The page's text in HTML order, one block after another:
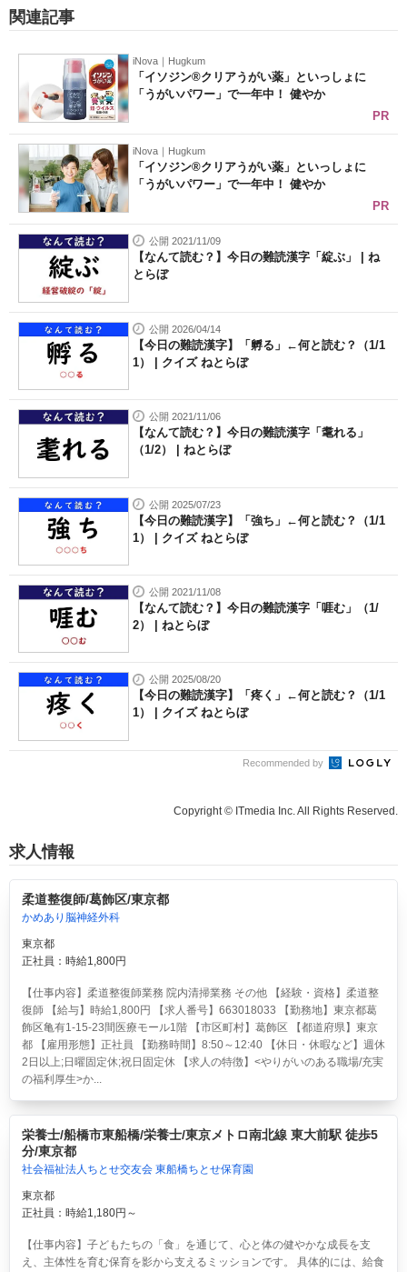
関連記事
iNova｜Hugkum
「イソジン®クリアうがい薬」といっしょに
「うがいパワー」で一年中！ 健やか
PR
iNova｜Hugkum
「イソジン®クリアうがい薬」といっしょに
「うがいパワー」で一年中！ 健やか
PR
公開 2021/11/09
【なんて読む？】今日の難読漢字「綻ぶ」 | ね
とらぼ
公開 2026/04/14
【今日の難読漢字】「孵る」←何と読む？（1/1
1） | クイズ ねとらぼ
公開 2021/11/06
【なんて読む？】今日の難読漢字「耄れる」
（1/2） | ねとらぼ
公開 2025/07/23
【今日の難読漢字】「強ち」←何と読む？（1/1
1） | クイズ ねとらぼ
公開 2021/11/08
【なんて読む？】今日の難読漢字「啀む」（1/
2） | ねとらぼ
公開 2025/08/20
【今日の難読漢字】「疼く」←何と読む？（1/1
1） | クイズ ねとらぼ
Recommended by
Copyright © ITmedia Inc. All Rights Reserved.
求人情報
柔道整復師/葛飾区/東京都
かめあり脳神経外科
東京都
正社員：時給1,800円
【仕事内容】柔道整復師業務 院内清掃業務 その他 【経験・資格】柔道整
復師 【給与】時給1,800円 【求人番号】663018033 【勤務地】東京都葛
飾区亀有1-15-23間医療モール1階 【市区町村】葛飾区 【都道府県】東京
都 【雇用形態】正社員 【勤務時間】8:50～12:40 【休日・休暇など】週休
2日以上;日曜固定休;祝日固定休 【求人の特徴】<やりがいのある職場/充実
の福利厚生>か...
栄養士/船橋市東船橋/栄養士/東京メトロ南北線 東大前駅 徒歩5
分/東京都
社会福祉法人ちとせ交友会 東船橋ちとせ保育園
東京都
正社員：時給1,180円～
【仕事内容】子どもたちの「食」を通じて、心と体の健やかな成長を支
え、主体性を育む保育を影から支えるミッションです。 具体的には、給食